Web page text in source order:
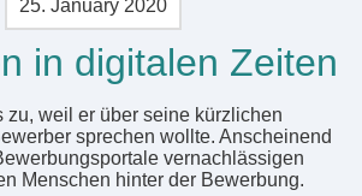
25. January 2020
in digitalen Zeiten
zu, weil er über seine kürzlichen
sprechen wollte. Anscheinend
vernachlässigen
Menschen hinter der Bewerbung.